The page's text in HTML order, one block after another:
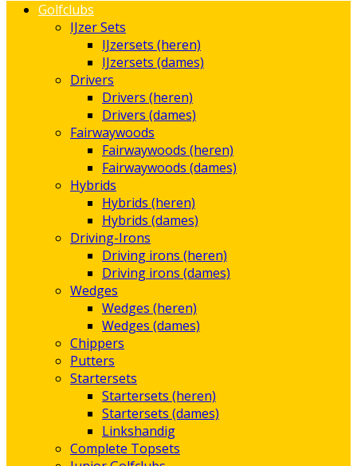
Golfclubs
IJzer Sets
IJzersets (heren)
IJzersets (dames)
Drivers
Drivers (heren)
Drivers (dames)
Fairwaywoods
Fairwaywoods (heren)
Fairwaywoods (dames)
Hybrids
Hybrids (heren)
Hybrids (dames)
Driving-Irons
Driving irons (heren)
Driving irons (dames)
Wedges
Wedges (heren)
Wedges (dames)
Chippers
Putters
Startersets
Startersets (heren)
Startersets (dames)
Linkshandig
Complete Topsets